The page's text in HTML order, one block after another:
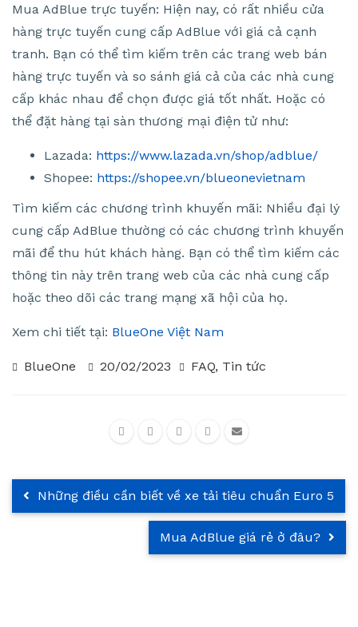
Mua AdBlue trực tuyến: Hiện nay, có rất nhiều cửa
hàng trực tuyến cung cấp AdBlue với giá cả cạnh
tranh. Bạn có thể tìm kiếm trên các trang web bán
hàng trực tuyến và so sánh giá cả của các nhà cung
cấp khác nhau để chọn được giá tốt nhất. Hoặc có
thể đặt hàng tại sàn thương mại điện tử như:
Lazada: https://www.lazada.vn/shop/adblue/
Shopee: https://shopee.vn/blueonevietnam
Tìm kiếm các chương trình khuyến mãi: Nhiều đại lý
cung cấp AdBlue thường có các chương trình khuyến
mãi để thu hút khách hàng. Bạn có thể tìm kiếm các
thông tin này trên trang web của các nhà cung cấp
hoặc theo dõi các trang mạng xã hội của họ.
Xem chi tiết tại: BlueOne Việt Nam
BlueOne 20/02/2023 FAQ, Tin tức
Những điều cần biết về xe tải tiêu chuẩn Euro 5
Mua AdBlue giá rẻ ở đâu?